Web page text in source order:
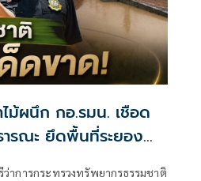
ม้ผนึก กอ.รมน. เชือด
รณะ ยึดพื้นที่ระยอง
สุด
าการกระทรวงทรัพยากรธรรมชาติ